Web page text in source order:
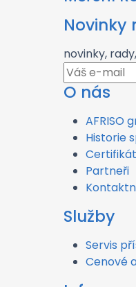
Novinky
novinky,
O nás
AFRISO
Historie
Partneři
Služby
Servis
Cenové